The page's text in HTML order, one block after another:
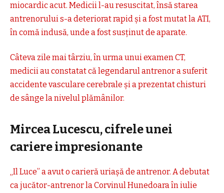
miocardic acut. Medicii l-au resuscitat, însă starea
antrenorului s-a deteriorat rapid și a fost mutat la ATI,
în comă indusă, unde a fost susținut de aparate.
Câteva zile mai târziu, în urma unui examen CT,
medicii au constatat că legendarul antrenor a suferit
accidente vasculare cerebrale și a prezentat chisturi
de sânge la nivelul plămânilor.
Mircea Lucescu, cifrele unei
cariere impresionante
„Il Luce” a avut o carieră uriașă de antrenor. A debutat
ca jucător-antrenor la Corvinul Hunedoara în iulie